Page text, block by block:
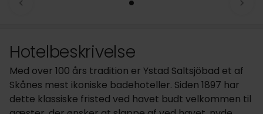
Hotelbeskrivelse
Med over 100 års tradition er Ystad Saltsjöbad et af
Skånes mest ikoniske badehoteller. Siden 1897 har
dette klassiske fristed ved havet budt velkommen til